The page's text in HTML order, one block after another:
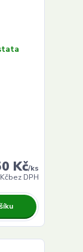
Kč/ks
bez DPH